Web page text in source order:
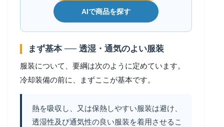
AIで商品を探す
まず基本 ── 透湿・通気のよい服装
服装について、要綱は次のように定めています。
冷却装備の前に、まずここが基本です。
熱を吸収し、又は保熱しやすい服装は避け、
透湿性及び通気性の良い服装を着用させるこ